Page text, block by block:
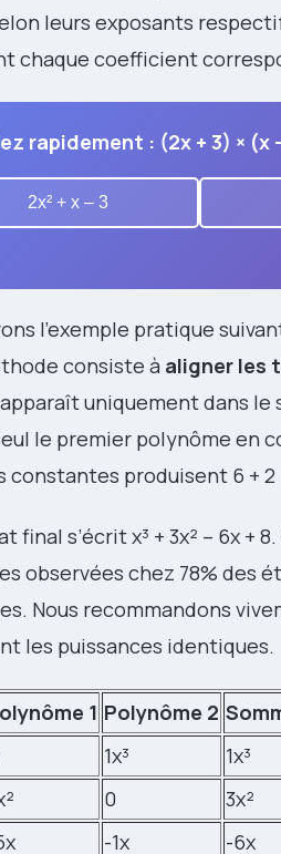
leurs exposants
chaque coefficient
rapidement : (2x + 3) × (x
2x² + x – 3
l’exemple pratique
consiste à aligner les
uniquement dans
le premier polynôme en
constantes produisent 6 + 2
final s’écrit x³ + 3x² – 6x
observées chez 78% des
Nous recommandons
les puissances identiques.
1 Polynôme 2
1x³
1x³
0
3x²
-1x
-6x